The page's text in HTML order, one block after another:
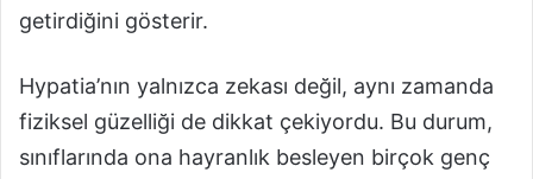
getirdiğini gösterir.
Hypatia’nın yalnızca zekası değil, aynı zamanda
fiziksel güzelliği de dikkat çekiyordu. Bu durum,
sınıflarında ona hayranlık besleyen birçok genç